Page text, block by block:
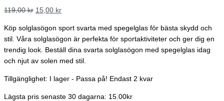
119,00kr 15,00 kr
Köp solglasögon sport svarta med spegelglas för bästa skydd och
stil. Våra solglasögon är perfekta för sportaktiviteter och ger dig en
trendig look. Beställ dina svarta solglasögon med spegelglas idag
och njut av solen med stil.
Tillgänglighet: I lager - Passa på! Endast 2 kvar
Lägsta pris senaste 30 dagarna: 15.00kr